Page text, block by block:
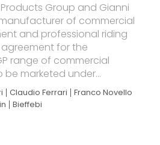
Group and Gianni
of commercial
and professional riding
for the
range of commercial
marketed under...
Claudio Ferrari
Franco Novello
Bieffebi